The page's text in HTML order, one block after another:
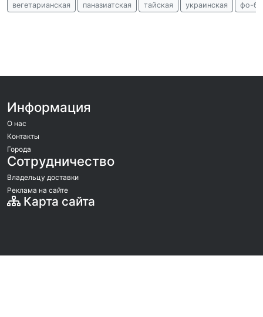
вегетарианская
паназиатская тайская украинская фо-бо
Информация
О нас
Контакты
Города
Сотрудничество
Владельцу доставки
Реклама на сайте
Карта сайта